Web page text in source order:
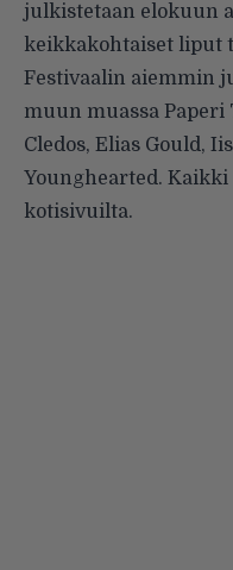
julkistetaan elokuun
keikkakohtaiset liput
Festivaalin aiemmin
muun muassa Paperi
Cledos, Elias Gould,
Younghearted.
kotisivuilta.